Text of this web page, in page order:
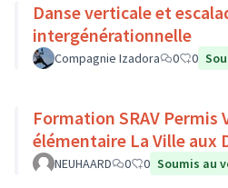
Danse verticale et
intergénérationnelle
Compagnie Izadora 0 0
Formation SRAV Permis
élémentaire La Ville aux
NEUHAARD 0 0 Soumis au